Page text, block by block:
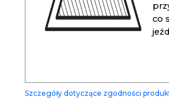
co
Szczegóły dotyczące zgodności